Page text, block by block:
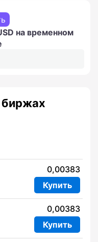
на временном
биржах
0,00383
Купить
0,00383
Купить